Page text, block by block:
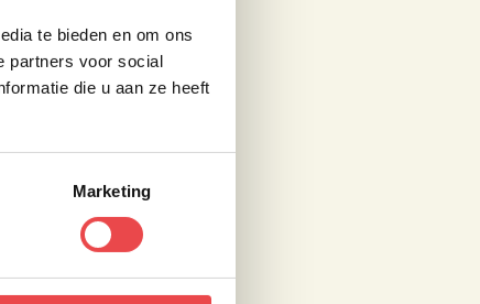
te bieden en om ons
partners voor social
die u aan ze heeft
Marketing